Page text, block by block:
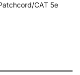
CAT 5e